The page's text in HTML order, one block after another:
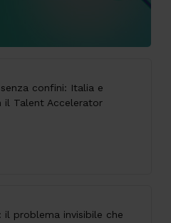
confini: Italia e
il Talent Accelerator
il problema invisibile che